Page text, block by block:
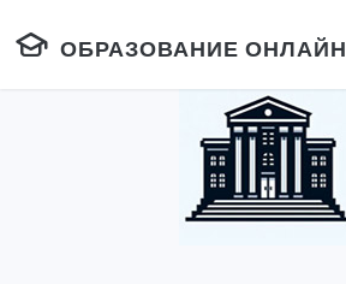
ОБРАЗОВАНИЕ ОНЛАЙН